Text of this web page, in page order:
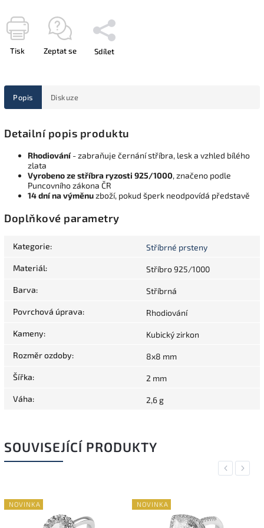
Tisk Zeptat se Sdílet
Popis Diskuze
Detailní popis produktu
Rhodiování- zabraňuje černání stříbra, lesk a vzhled bílého
zlata
Vyrobeno ze stříbra ryzosti 925/1000, značeno podle
Puncovního zákona ČR
14 dní na výměnuzboží, pokud šperk neodpovídá představě
Doplňkové parametry
Kategorie: Stříbrné prsteny
Materiál: Stříbro 925/1000
Barva: Stříbrná
Povrchová úprava: Rhodiování
Kameny: Kubický zirkon
Rozměr ozdoby: 8x8 mm
Šířka: 2 mm
Váha: 2,6 g
SOUVISEJÍCÍ PRODUKTY
Previous
NOVINKA NOVINKA
Next